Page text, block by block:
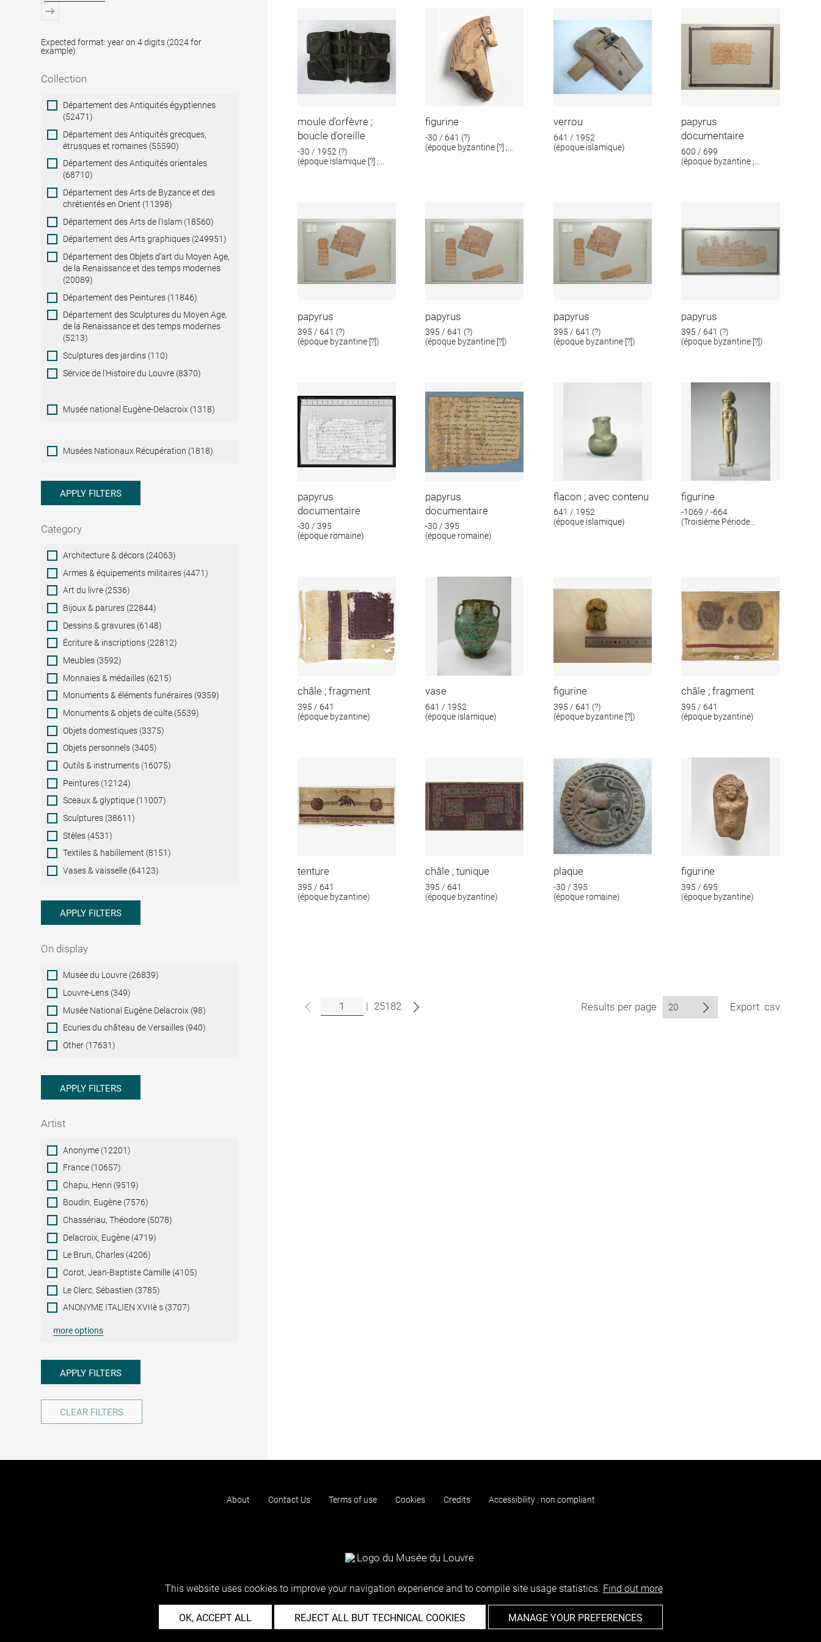
Expected format: year on 4 digits (2024 for
example).
Collection
Collection
Département des Antiquités égyptiennes
(52471)
Département des Antiquités grecques,
étrusques et romaines (55590)
Département des Antiquités orientales
(68710)
Département des Arts de Byzance et des
chrétientés en Orient (11398)
Département des Arts de l'Islam (18560)
Département des Arts graphiques (249951)
Département des Objets d'art du Moyen Age,
de la Renaissance et des temps modernes
(20089)
Département des Peintures (11846)
Département des Sculptures du Moyen Age,
de la Renaissance et des temps modernes
(5213)
Sculptures des jardins (110)
Service de l'Histoire du Louvre (8370)
Musée national Eugène-Delacroix (1318)
Musées
Nationaux
Musées Nationaux Récupération (1818)
APPLY FILTERS
Category
Category
Architecture & décors (24063)
Armes & équipements militaires (4471)
Art du livre (2536)
Bijoux & parures (22844)
Dessins & gravures (6148)
Écriture & inscriptions (22812)
Meubles (3592)
Monnaies & médailles (6215)
Monuments & éléments funéraires (9359)
Monuments & objets de culte (5539)
Objets domestiques (3375)
Objets personnels (3405)
Outils & instruments (16075)
Peintures (12124)
Sceaux & glyptique (11007)
Sculptures (38611)
Stèles (4531)
Textiles & habillement (8151)
Vases & vaisselle (64123)
APPLY FILTERS
On display
On
display
Musée du Louvre (26839)
Louvre-Lens (349)
Musée National Eugène Delacroix (98)
Ecuries du château de Versailles (940)
Other (17631)
APPLY FILTERS
Artist
ArtistAnonyme (12201)
France (10657)
Chapu, Henri (9519)
Boudin, Eugène (7576)
Chassériau, Théodore (5078)
Delacroix, Eugène (4719)
Le Brun, Charles (4206)
Corot, Jean-Baptiste Camille (4105)
Le Clerc, Sébastien (3785)
ANONYME ITALIEN XVIIè s (3707)
more options
APPLY FILTERS
CLEAR FILTERS
moule d'orfèvre ;
boucle d'oreille
-30 / 1952 (?)
(époque islamique [?] ;
figurine
-30 / 641 (?)
(époque byzantine [?] ;
verrou
641 / 1952
(époque islamique)
papyrus
documentaire
600 / 699
(époque byzantine ;
papyrus
395 / 641 (?)
(époque byzantine [?])
papyrus
395 / 641 (?)
(époque byzantine [?])
papyrus
395 / 641 (?)
(époque byzantine [?])
papyrus
395 / 641 (?)
(époque byzantine [?])
papyrus
documentaire
-30 / 395
(époque romaine)
papyrus
documentaire
-30 / 395
(époque romaine)
flacon ; avec contenu
641 / 1952
(époque islamique)
figurine
-1069 / -664
(Troisième Période
châle ; fragment
395 / 641
(époque byzantine)
vase
641 / 1952
(époque islamique)
figurine
395 / 641 (?)
(époque byzantine [?])
châle ; fragment
395 / 641
(époque byzantine)
tenture
395 / 641
(époque byzantine)
châle ; tunique
395 / 641
(époque byzantine)
plaque
-30 / 395
(époque romaine)
figurine
395 / 695
(époque byzantine)
| 25182 Results per page Export .csv
About Contact Us Terms of use Cookies Credits Accessibility : non compliant
This website uses cookies to improve your navigation experience and to compile site usage statistics. Find out more
OK, ACCEPT ALL REJECT ALL BUT TECHNICAL COOKIES MANAGE YOUR PREFERENCES